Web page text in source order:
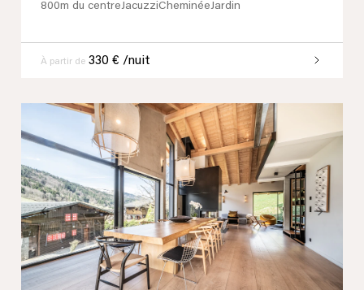
800m du centreJacuzziCheminéeJardin
À partir de 330 € /nuit
Previous Next